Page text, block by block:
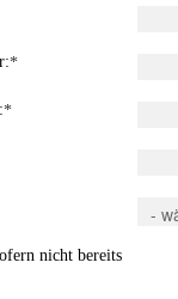
*
*
nicht bereits